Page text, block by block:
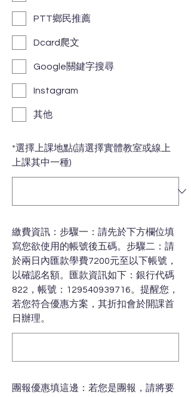
PTT鄉民推薦
Dcard爬文
Google關鍵字搜尋
Instagram
其他
*選擇上課地點(請選擇實體教室或線上
上課其中一種)
繳費資訊：步驟一：請先於下方欄位填
寫您欲使用的帳號後五碼。步驟二：請
於兩日內匯款學費7200元至以下帳號，
以確認名額。匯款資訊如下：銀行代碼
822，帳號：129540939716。提醒您，
若您符合優惠方案，其折扣會於開課首
日辦理。
團報優惠填這邊：若您是團報，請將要